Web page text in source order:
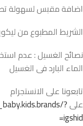
اضافة مقبس لسهولة
الشريط المطبوع من
نصائح الغسيل : عدم
الماء البارد فى الغسيل
تابعونا على الانستجرام
على?
igshid=